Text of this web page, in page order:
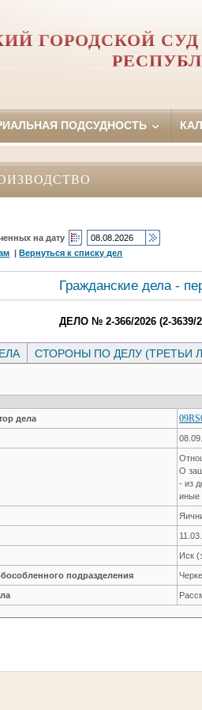
ГОРОДСКОЙ
ПОДСУДНОСТЬ
на дату
|Вернуться к списку дел
Гражданские дела -
ДЕЛО № 2-366/2026 (2-3639/
СТОРОНЫ ПО ДЕЛУ (ТРЕТЬИ
дела
О
- из
иные
Иск
подразделения